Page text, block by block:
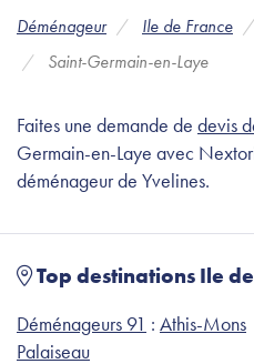
Déménageur Ile de France
Saint-Germain-en-Laye
Faites une demande de devis
Germain-en-Laye avec
déménageur de Yvelines.
Top destinations Ile
Déménageurs 91 : Athis-Mons
Palaiseau